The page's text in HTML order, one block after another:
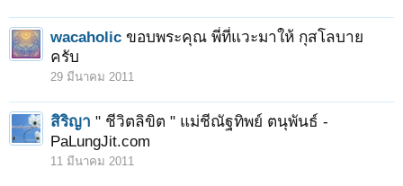
wacaholic ขอบพระคุณ พี่ที่แวะมาให้ กุสโลบาย
ครับ
29 มีนาคม 2011
สิริญา " ชีวิตลิขิต " แม่ชีณัฐทิพย์ ตนุพันธ์ -
PaLungJit.com
11 มีนาคม 2011